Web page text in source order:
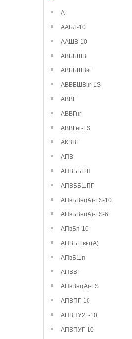
А
ААБЛ-10
ААШВ-10
АВББШВ
АВББШВнг
АВББШВнг-LS
АВВГ
АВВГнг
АВВГнг-LS
АКВВГ
АПВ
АПВББШП
АПВББШПГ
АПвБВнг(А)-LS-10
АПвБВнг(А)-LS-6
АПвБп-10
АПВБШвнг(А)
АПвБШп
АПВВГ
АПвВнг(А)-LS
АПВПГ-10
АПВПУ2Г-10
АПВПУГ-10